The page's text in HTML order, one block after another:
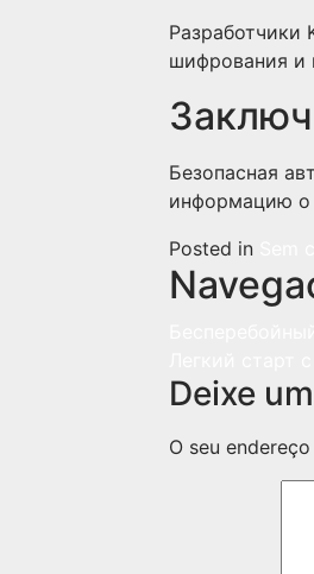
Разработчики
шифрования и
Безопасная
информацию о
Posted in
Deixe
O seu